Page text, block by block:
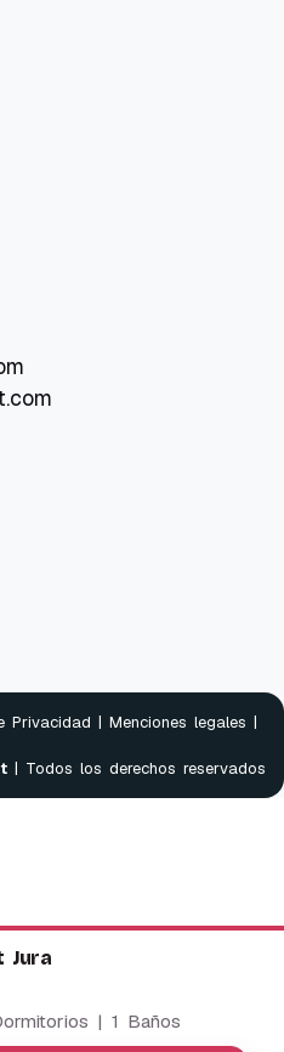
Jura
| 1 Baños
Privacidad | Menciones legales |
| Todos los derechos reservados
our services. By using this